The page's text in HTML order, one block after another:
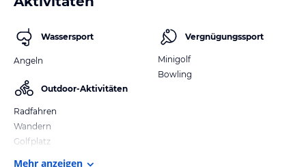
Wassersport
Angeln
Outdoor-Aktivitäten
Radfahren
Wandern
Golfplatz
Vergnügungssport
Minigolf
Bowling
Mehr anzeigen